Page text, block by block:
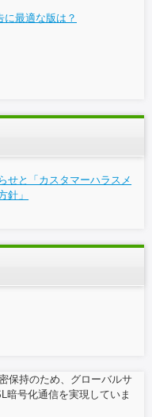
最適な版は？
せと「カスタマーハラスメ
針」
保持のため、グローバルサ
暗号化通信を実現していま